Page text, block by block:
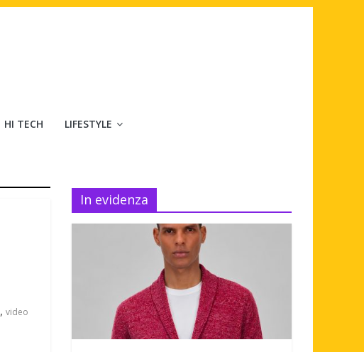
HI TECH LIFESTYLE
, video
In evidenza